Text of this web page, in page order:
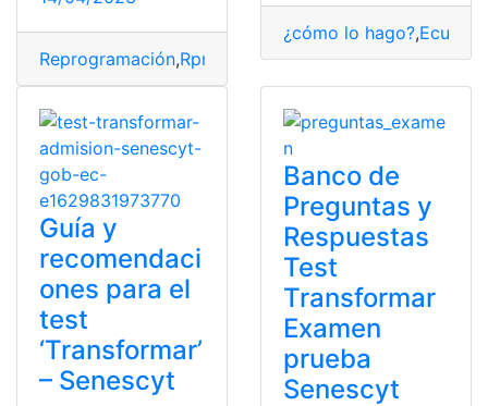
Reprogramación,Rprogramación test transformar,
¿cómo lo hago?,Ecuador
Guía y
recomendaci
ones para el
test
‘Transformar’
– Senescyt
Banco de
Preguntas y
Respuestas
Test
Transformar
Examen
prueba
Senescyt